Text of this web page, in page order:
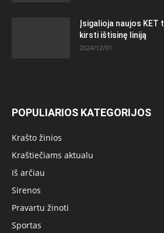
Įsigalioja naujos KET
kirsti ištisinę liniją
2024/12/01
POPULIARIOS KATEGORIJOS
Krašto žinios
Kraštiečiams aktualu
Iš arčiau
Sirenos
Pravartu žinoti
Sportas